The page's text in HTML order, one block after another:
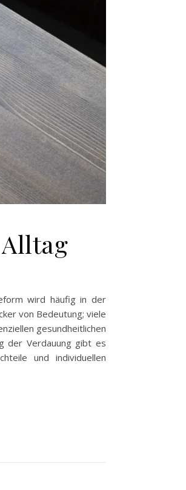
wird häufig in der
von Bedeutung; viele
gesundheitlichen
der Verdauung gibt es
und individuellen